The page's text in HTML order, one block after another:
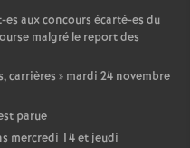
aux concours écarté-es du
malgré le report des
carrières » mardi 24 novembre
parue
mercredi 14 et jeudi